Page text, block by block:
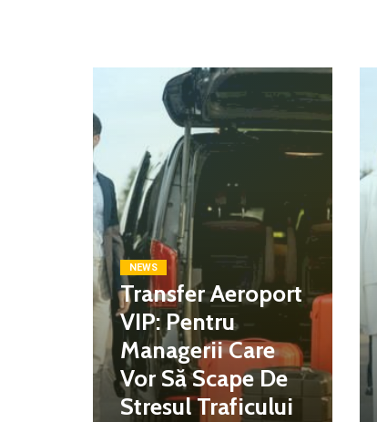
NEWS
Transfer Aeroport
VIP: Pentru
Managerii Care
Vor Să Scape De
Stresul Traficului